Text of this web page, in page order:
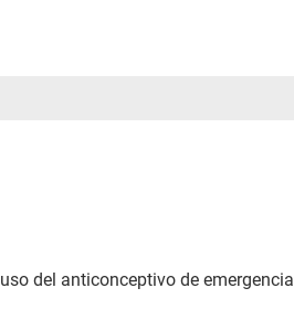
del anticonceptivo de emergencia